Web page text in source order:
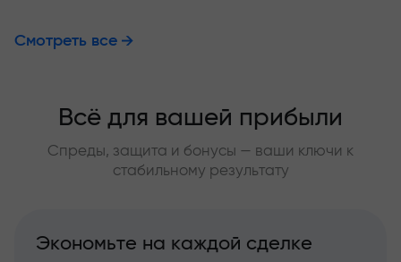
Смотреть все
Всё для вашей прибыли
Спреды, защита и бонусы — ваши ключи к
стабильному результату
Экономьте на каждой сделке